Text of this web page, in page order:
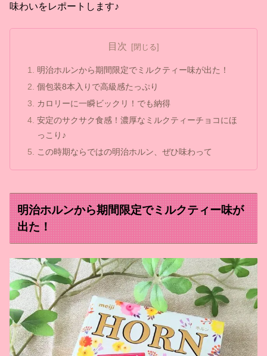
味わいをレポートします♪
目次
明治ホルンから期間限定でミルクティー味が出た！
個包装8本入りで高級感たっぷり
カロリーに一瞬ビックリ！でも納得
安定のサクサク食感！濃厚なミルクティーチョコにほ
っこり♪
この時期ならではの明治ホルン、ぜひ味わって
明治ホルンから期間限定でミルクティー味が
出た！